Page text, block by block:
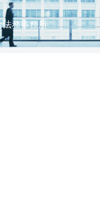
法務事務所